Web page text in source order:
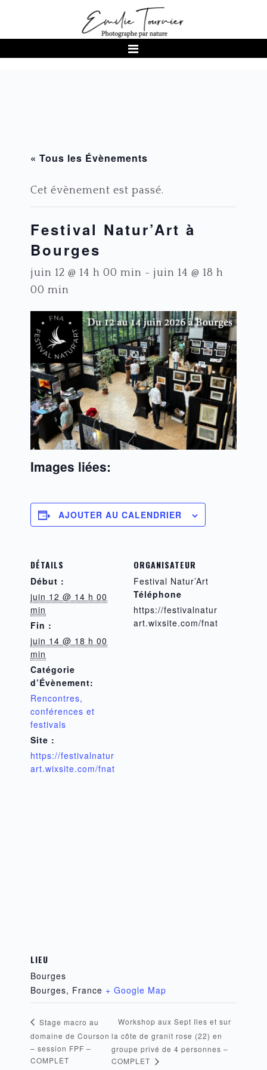
navigation
principal
de
« Tous les Évènements
Cet évènement est passé.
Festival Natur’Art à
Bourges
juin 12 @ 14 h 00 min - juin 14 @ 18 h
00 min
Images liées:
AJOUTER AU CALENDRIER
DÉTAILS
Début :
juin 12 @ 14 h 00
min
Fin :
juin 14 @ 18 h 00
min
Catégorie
d’Évènement:
Rencontres,
conférences et
festivals
Site :
https://festivalnatur
art.wixsite.com/fnat
ORGANISATEUR
Festival Natur’Art
Téléphone
https://festivalnatur
art.wixsite.com/fnat
LIEU
Bourges
Bourges, France + Google Map
Stage macro au
domaine de Courson
– session FPF –
COMPLET
Workshop aux Sept Iles et sur
la côte de granit rose (22) en
groupe privé de 4 personnes –
COMPLET